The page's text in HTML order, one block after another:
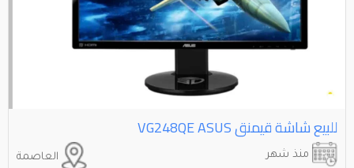
للبيع شاشة قيمنق ⁦⁦ASUS⁩⁩ ⁦⁦VG248QE⁩⁩
العاصمة منذ شهر